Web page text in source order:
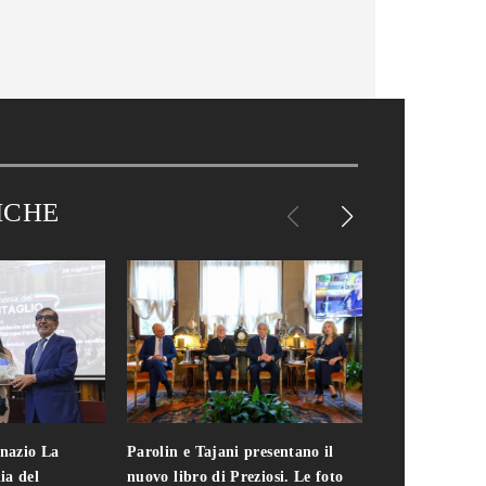
La
del
Parolin e Tajani presentano il
nuovo libro di Preziosi. Le foto